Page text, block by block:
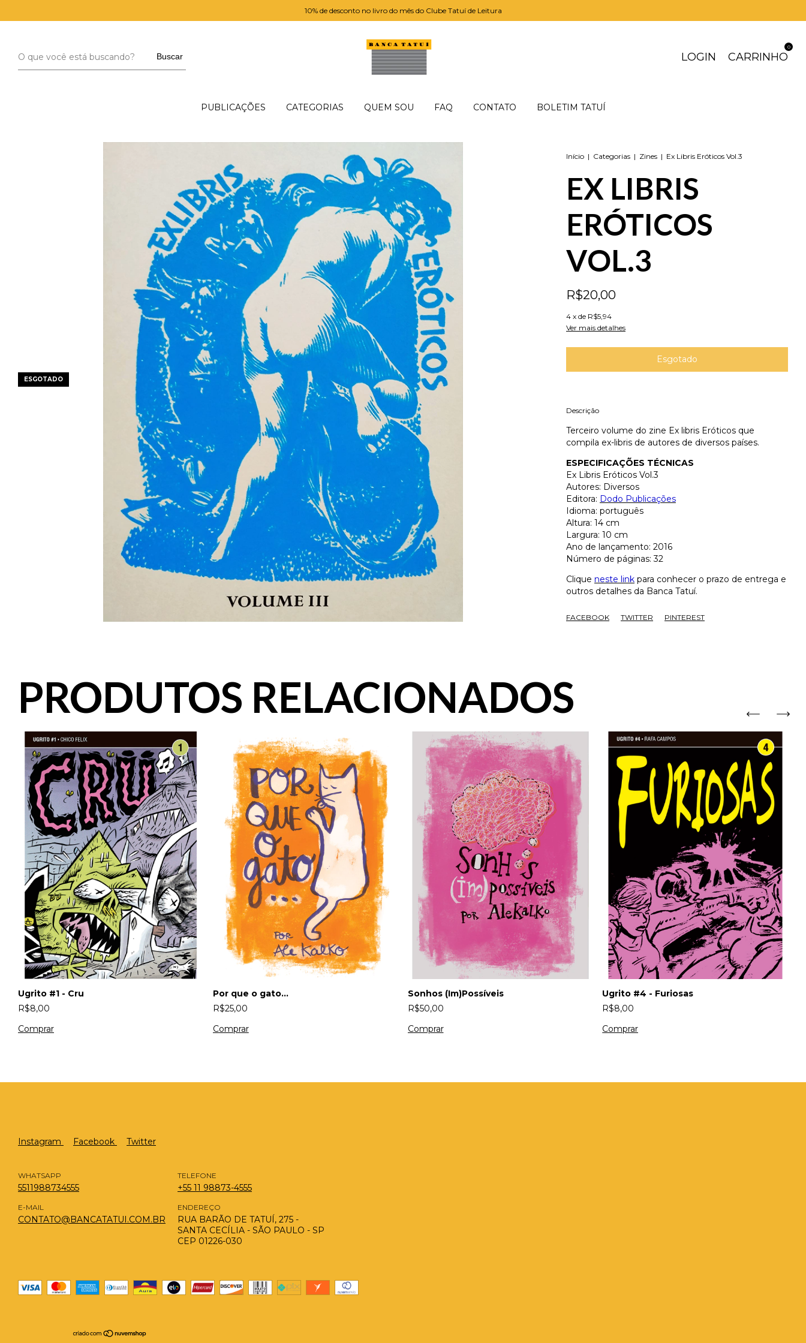
10% de desconto no livro do mês do Clube Tatuí de Leitura
Buscar LOGIN CARRINHO
0
PUBLICAÇÕES CATEGORIAS QUEM SOU FAQ CONTATO BOLETIM TATUÍ
ESGOTADO
Início | Categorias | Zines | Ex Libris Eróticos Vol.3
EX LIBRIS
ERÓTICOS
VOL.3
R$20,00
4 x de R$5,94
Ver mais detalhes
Descrição
Terceiro volume do zine Ex libris Eróticos que
compila ex-libris de autores de diversos países.
ESPECIFICAÇÕES TÉCNICAS
Ex Libris Eróticos Vol.3
Autores: Diversos
Editora: Dodo Publicações
Idioma: português
Altura: 14 cm
Largura: 10 cm
Ano de lançamento: 2016
Número de páginas: 32
Clique neste link para conhecer o prazo de entrega e
outros detalhes da Banca Tatuí.
FACEBOOK TWITTER PINTEREST
PRODUTOS RELACIONADOS
Ugrito #1 - Cru
R$8,00
Por que o gato...
R$25,00
Sonhos (Im)Possíveis
R$50,00
Ugrito #4 - Furiosas
R$8,00
Instagram Facebook Twitter
WHATSAPP
5511988734555
TELEFONE
+55 11 98873-4555
E-MAIL
CONTATO@BANCATATUI.COM.BR
ENDEREÇO
RUA BARÃO DE TATUÍ, 275 -
SANTA CECÍLIA - SÃO PAULO - SP
CEP 01226-030